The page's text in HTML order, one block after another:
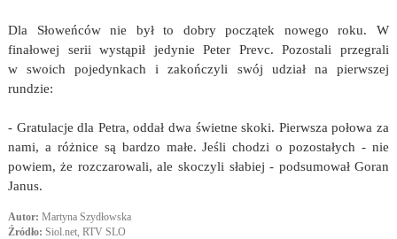
Dla Słoweńców nie był to dobry początek nowego roku. W
finałowej serii wystąpił jedynie Peter Prevc. Pozostali przegrali
w swoich pojedynkach i zakończyli swój udział na pierwszej
rundzie:
- Gratulacje dla Petra, oddał dwa świetne skoki. Pierwsza połowa za
nami, a różnice są bardzo małe. Jeśli chodzi o pozostałych - nie
powiem, że rozczarowali, ale skoczyli słabiej - podsumował Goran
Janus.
Autor: Martyna Szydłowska
Źródło: Siol.net, RTV SLO